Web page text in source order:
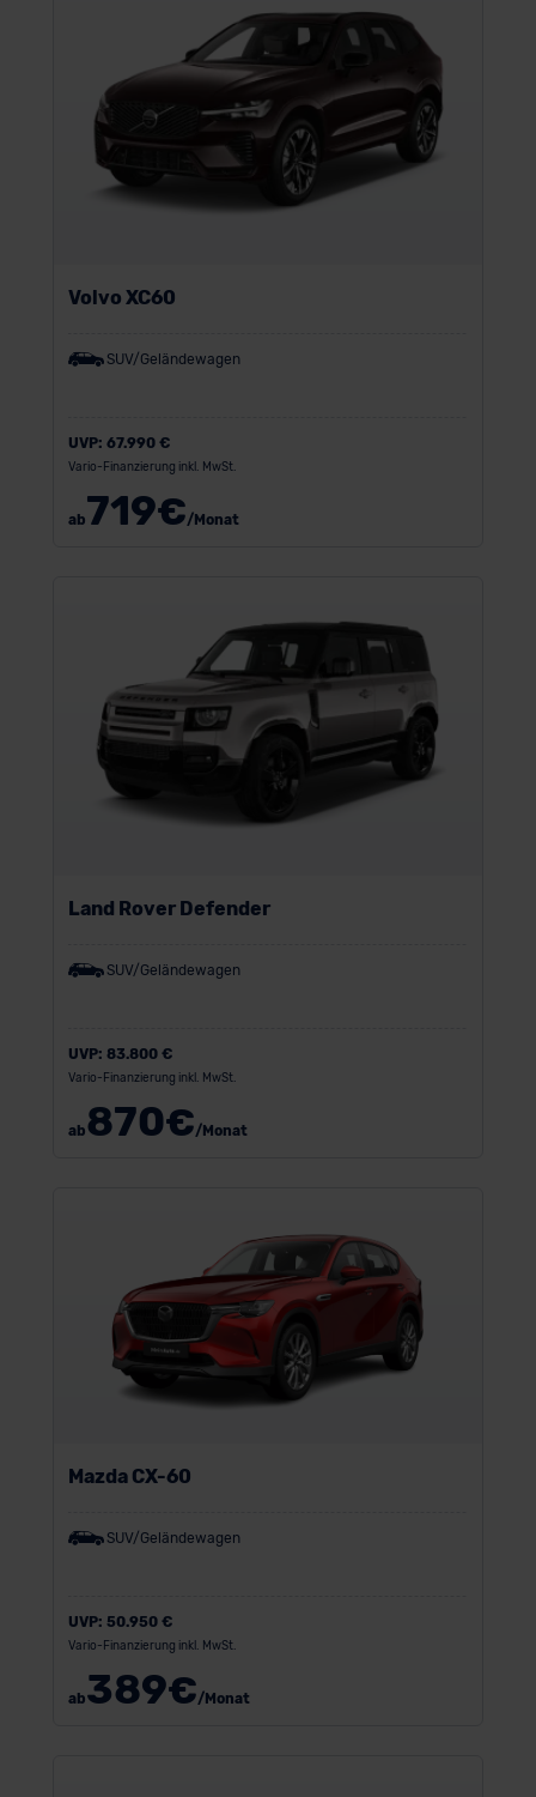
Volvo XC60
SUV/Geländewagen
UVP: 67.990 €
Vario-Finanzierung inkl. MwSt.
ab719€/Monat
Land Rover Defender
SUV/Geländewagen
UVP: 83.800 €
Vario-Finanzierung inkl. MwSt.
ab870€/Monat
Mazda CX-60
SUV/Geländewagen
UVP: 50.950 €
Vario-Finanzierung inkl. MwSt.
ab389€/Monat